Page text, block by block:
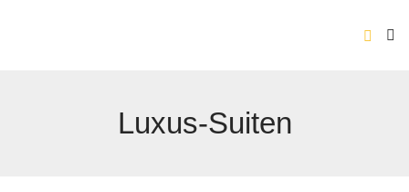
Luxus-Suiten